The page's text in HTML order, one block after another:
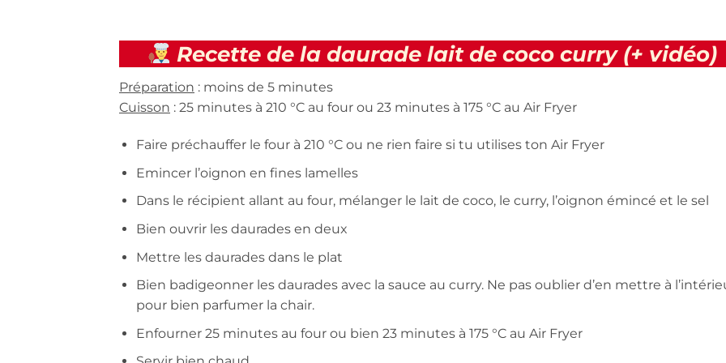
Recette de la daurade lait de coco curry (+ vidéo)
Préparation : moins de 5 minutes
Cuisson : 25 minutes à 210 °C au four ou 23 minutes à 175 °C au Air Fryer
Faire préchauffer le four à 210 °C ou ne rien faire si tu utilises ton Air Fryer
Emincer l’oignon en fines lamelles
Dans le récipient allant au four, mélanger le lait de coco, le curry, l’oignon émincé et le sel
Bien ouvrir les daurades en deux
Mettre les daurades dans le plat
Bien badigeonner les daurades avec la sauce au curry. Ne pas oublier d’en mettre à
pour bien parfumer la chair.
Enfourner 25 minutes au four ou bien 23 minutes à 175 °C au Air Fryer